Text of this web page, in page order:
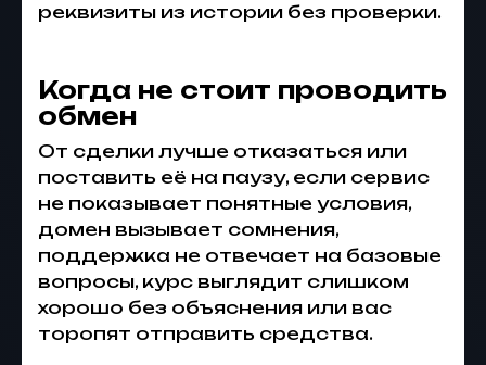
реквизиты из истории без проверки.
Когда не стоит проводить
обмен
От сделки лучше отказаться или
поставить её на паузу, если сервис
не показывает понятные условия,
домен вызывает сомнения,
поддержка не отвечает на базовые
вопросы, курс выглядит слишком
хорошо без объяснения или вас
торопят отправить средства.